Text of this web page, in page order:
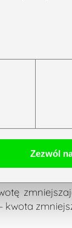
Zezwól
30 000 zł
kwota